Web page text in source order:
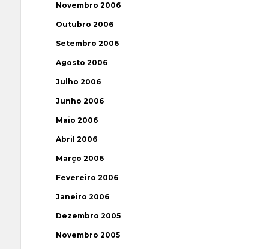
Novembro 2006
Outubro 2006
Setembro 2006
Agosto 2006
Julho 2006
Junho 2006
Maio 2006
Abril 2006
Março 2006
Fevereiro 2006
Janeiro 2006
Dezembro 2005
Novembro 2005